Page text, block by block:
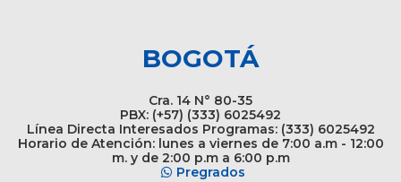
BOGOTÁ
Cra. 14 N° 80-35
PBX: (+57) (333) 6025492
Línea Directa Interesados Programas: (333) 6025492
Horario de Atención: lunes a viernes de 7:00 a.m - 12:00
m. y de 2:00 p.m a 6:00 p.m
Pregrados